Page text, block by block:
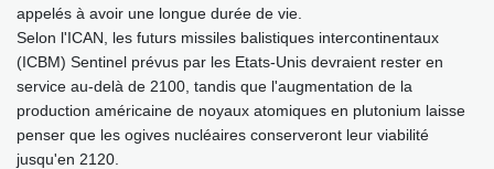
appelés à avoir une longue durée de vie.
Selon l'ICAN, les futurs missiles balistiques intercontinentaux
(ICBM) Sentinel prévus par les Etats-Unis devraient rester en
service au-delà de 2100, tandis que l'augmentation de la
production américaine de noyaux atomiques en plutonium laisse
penser que les ogives nucléaires conserveront leur viabilité
jusqu'en 2120.